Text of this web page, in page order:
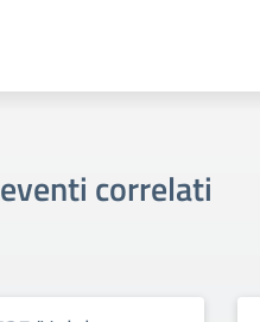
correlati